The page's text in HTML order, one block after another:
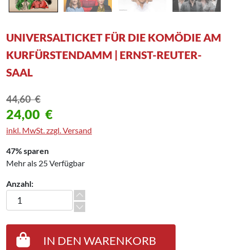
UNIVERSALTICKET FÜR DIE KOMÖDIE AM
KURFÜRSTENDAMM | ERNST-REUTER-
SAAL
44,60€
24,00 €
inkl. MwSt. zzgl. Versand
47% sparen
Mehr als 25 Verfügbar
Anzahl:
Universalticket für die Komödie am Kurfürstendamm | Ernst-
IN DEN WARENKORB